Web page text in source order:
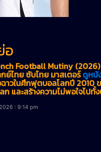
อ
Football Mutiny
กย์ไทย ซับไทย มาสเตอร์ดูหนั
าวในศึกฟุตบอลโลกปี 2010
และสร้างความไม่พอใจไปทั้ง
: 9:14 pm